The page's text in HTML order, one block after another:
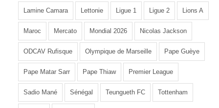
Lamine Camara Lettonie Ligue 1 Ligue 2 Lions A
Maroc Mercato Mondial 2026 Nicolas Jackson
ODCAV Rufisque Olympique de Marseille Pape Guèye
Pape Matar Sarr Pape Thiaw Premier League
Sadio Mané Sénégal Teungueth FC Tottenham